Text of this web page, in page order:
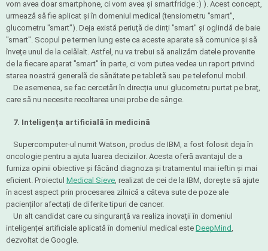
vom avea doar smartphone, ci vom avea și smartfridge :) ). Acest concept,
urmează să fie aplicat și în domeniul medical (tensiometru "smart",
glucometru "smart"). Deja există periuță de dinți "smart" și oglindă de baie
"smart". Scopul pe termen lung este ca aceste aparate să comunice și să
învețe unul de la celălalt. Astfel, nu va trebui să analizăm datele provenite
de la fiecare aparat "smart" în parte, ci vom putea vedea un raport privind
starea noastră generală de sănătate pe tabletă sau pe telefonul mobil.
De asemenea, se fac cercetări în direcția unui glucometru purtat pe braț,
care să nu necesite recoltarea unei probe de sânge.
7. Inteligența artificială în medicină
Supercomputer-ul numit Watson, produs de IBM, a fost folosit deja în
oncologie pentru a ajuta luarea deciziilor. Acesta oferă avantajul de a
furniza opinii obiective și făcând diagnoza și tratamentul mai ieftin și mai
eficient. Proiectul Medical Sieve , realizat de cei de la IBM, dorește să ajute
în acest aspect prin procesarea zilnică a câteva sute de poze ale
pacienților afectați de diferite tipuri de cancer.
Un alt candidat care cu singuranță va realiza inovații în domeniul
inteligenței artificiale aplicată în domeniul medical este DeepMind
dezvoltat de Google.